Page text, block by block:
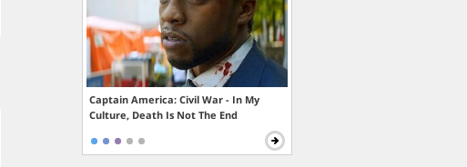
Captain America: Civil War - In My
Culture, Death Is Not The End